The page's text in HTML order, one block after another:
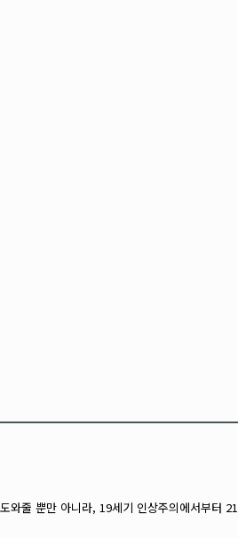
와줄 뿐만 아니라, 19세기 인상주의에서부터 21